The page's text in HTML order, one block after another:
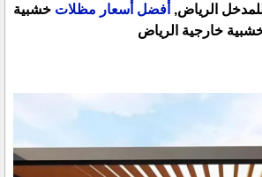
الرياض, أفضل أسعار مظلات خشبية
خارجية الرياض